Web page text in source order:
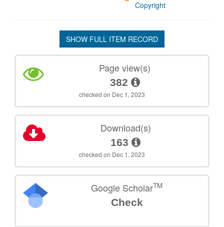
Copyright
SHOW FULL ITEM RECORD
Page view(s)
382
checked on Dec 1, 2023
Download(s)
163
checked on Dec 1, 2023
Google ScholarTM
Check